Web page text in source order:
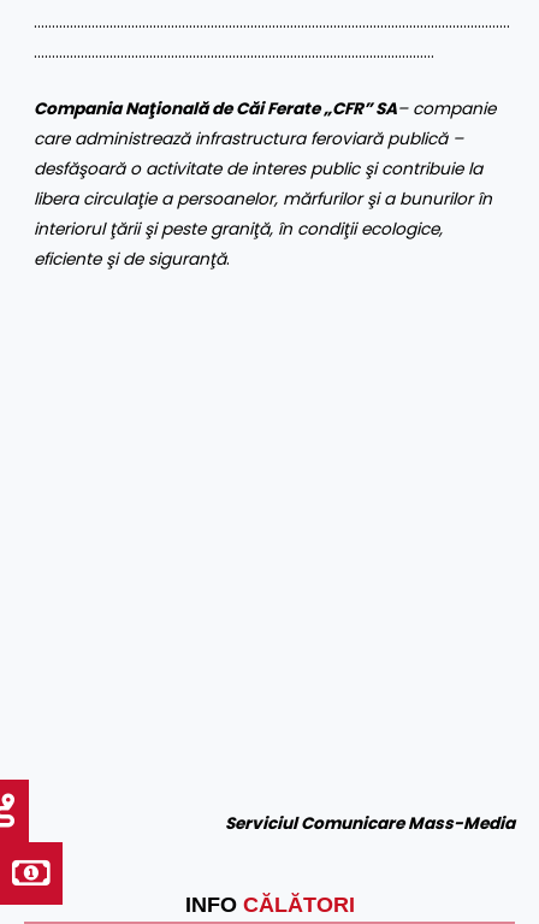
INFO CĂLĂTORI
……………………………………………………………………………………………………………………
…………………………………………………………………………………………………
Compania Naţională de Căi Ferate „CFR” SA– companie
care administrează infrastructura feroviară publică –
desfăşoară o activitate de interes public şi contribuie la
libera circulaţie a persoanelor, mărfurilor şi a bunurilor în
interiorul ţării şi peste graniţă, în condiţii ecologice,
eficiente şi de siguranţă.
Serviciul Comunicare Mass-Media